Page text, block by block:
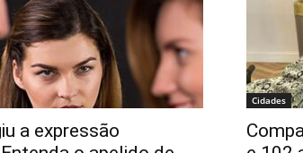
a expressão
Cidades